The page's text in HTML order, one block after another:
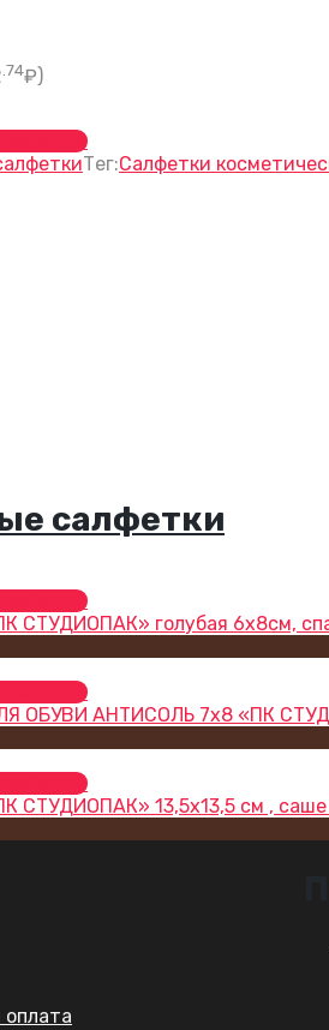
.74₽)
желаний
Тег:Салфетки
салфетки
желаний
СТУДИОПАК» голубая 6х8см,
желаний
ОБУВИ АНТИСОЛЬ 7х8 «ПК
желаний
СТУДИОПАК» 13,5х13,5 см ,
оплата